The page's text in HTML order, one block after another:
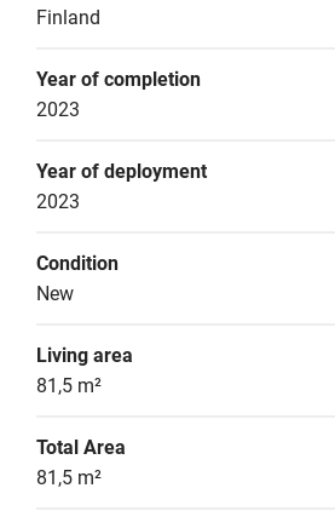
Finland
Year of completion
2023
Year of deployment
2023
Condition
New
Living area
81,5 m²
Total Area
81,5 m²